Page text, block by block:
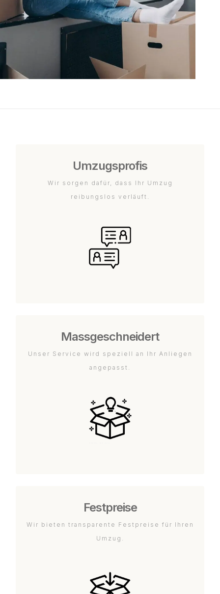
Umzugsprofis
Wir sorgen dafür, dass Ihr Umzug
reibungslos verläuft.
Massgeschneidert
Unser Service wird speziell an Ihr Anliegen
angepasst.
Festpreise
Wir bieten transparente Festpreise für Ihren
Umzug.